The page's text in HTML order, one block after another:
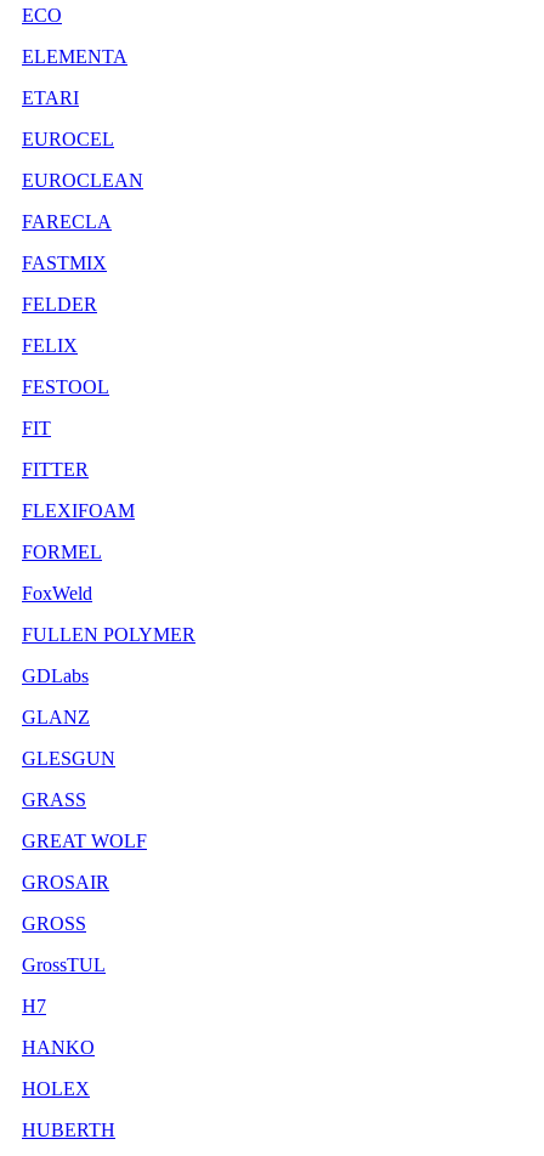
ECO
ELEMENTA
ETARI
EUROCEL
EUROCLEAN
FARECLA
FASTMIX
FELDER
FELIX
FESTOOL
FIT
FITTER
FLEXIFOAM
FORMEL
FoxWeld
FULLEN POLYMER
GDLabs
GLANZ
GLESGUN
GRASS
GREAT WOLF
GROSAIR
GROSS
GrossTUL
H7
HANKO
HOLEX
HUBERTH